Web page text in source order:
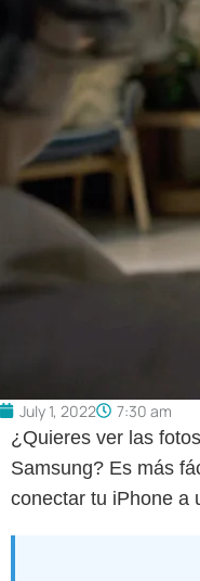
July 1, 2022 7:30 am
¿Quieres ver las
Samsung? Es más
conectar tu iPhone a